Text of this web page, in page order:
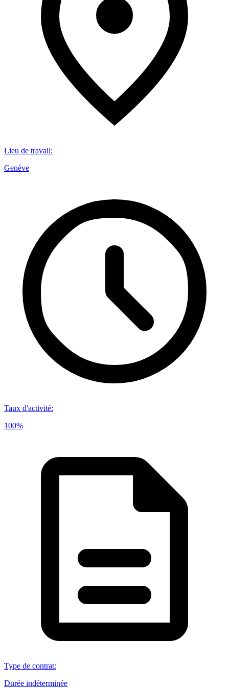
Lieu de travail:
Genève
Taux d'activité:
100%
Type de contrat:
Durée indéterminée